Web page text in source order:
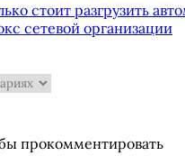
стоит разгрузить
сетевой организации
прокомментировать